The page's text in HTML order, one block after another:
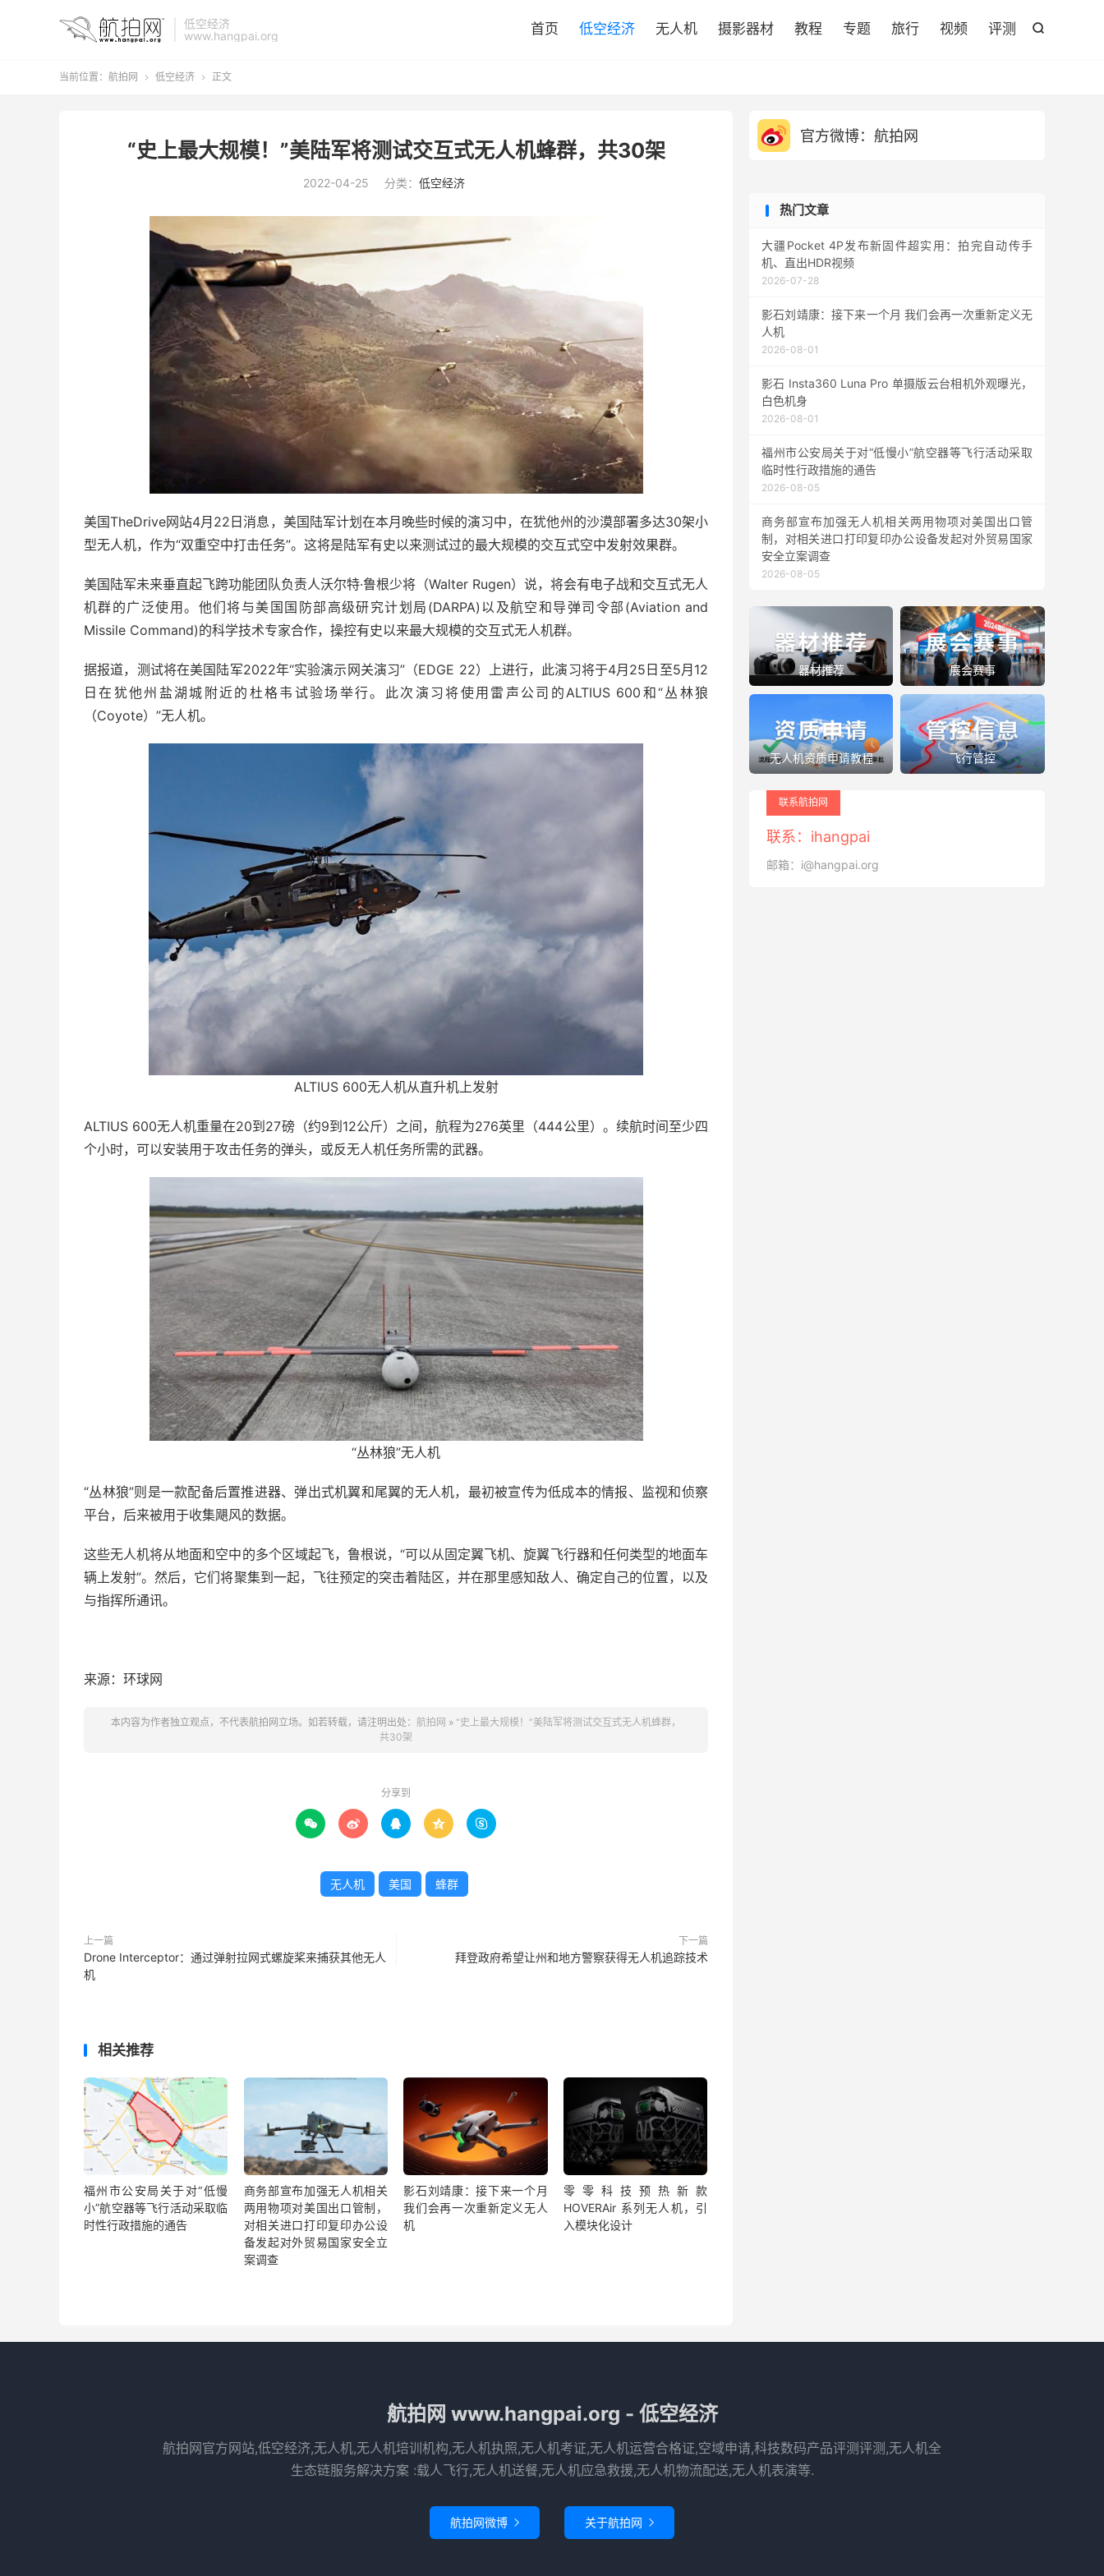
低空经济
www.hangpai.org

首页 低空经济 无人机 摄影器材 教程 专题 旅行 视频 评测
当前位置： 航拍网  低空经济  正文
“史上最大规模！”美陆军将测试交互式无人机蜂群，共30架
2022-04-25 分类： 低空经济
美国TheDrive网站4月22日消息，美国陆军计划在本月晚些时候的演习中，在犹他州的沙漠部署多达30架小
型无人机，作为“双重空中打击任务”。这将是陆军有史以来测试过的最大规模的交互式空中发射效果群。
美国陆军未来垂直起飞跨功能团队负责人沃尔特·鲁根少将（Walter Rugen）说，将会有电子战和交互式无人
机群的广泛使用。他们将与美国国防部高级研究计划局(DARPA)以及航空和导弹司令部(Aviation and
Missile Command)的科学技术专家合作，操控有史以来最大规模的交互式无人机群。
据报道，测试将在美国陆军2022年“实验演示网关演习”（EDGE 22）上进行，此演习将于4月25日至5月12
日在犹他州盐湖城附近的杜格韦试验场举行。此次演习将使用雷声公司的ALTIUS 600和“丛林狼
（Coyote）”无人机。
ALTIUS 600无人机从直升机上发射
ALTIUS 600无人机重量在20到27磅（约9到12公斤）之间，航程为276英里（444公里）。续航时间至少四
个小时，可以安装用于攻击任务的弹头，或反无人机任务所需的武器。
“丛林狼”无人机
“丛林狼”则是一款配备后置推进器、弹出式机翼和尾翼的无人机，最初被宣传为低成本的情报、监视和侦察
平台，后来被用于收集飓风的数据。
这些无人机将从地面和空中的多个区域起飞，鲁根说，“可以从固定翼飞机、旋翼飞行器和任何类型的地面车
辆上发射”。然后，它们将聚集到一起，飞往预定的突击着陆区，并在那里感知敌人、确定自己的位置，以及
与指挥所通讯。
来源：环球网
本内容为作者独立观点，不代表航拍网立场。如若转载，请注明出处： 航拍网 » “史上最大规模！”美陆军将测试交互式无人机蜂群，
共30架
分享到
    
无人机 美国 蜂群
上一篇
Drone Interceptor：通过弹射拉网式螺旋桨来捕获其他无人
机
下一篇
拜登政府希望让州和地方警察获得无人机追踪技术
相关推荐
福州市公安局关于对“低慢
小”航空器等飞行活动采取临
时性行政措施的通告
商务部宣布加强无人机相关
两用物项对美国出口管制，
对相关进口打印复印办公设
备发起对外贸易国家安全立
案调查
影石刘靖康：接下来一个月
我们会再一次重新定义无人
机
零零科技预热新款
HOVERAir 系列无人机，引
入模块化设计
官方微博：航拍网
热门文章
大疆Pocket 4P发布新固件超实用：拍完自动传手
机、直出HDR视频
2026-07-28
影石刘靖康：接下来一个月 我们会再一次重新定义无
人机
2026-08-01
影石 Insta360 Luna Pro 单摄版云台相机外观曝光，
白色机身
2026-08-01
福州市公安局关于对“低慢小”航空器等飞行活动采取
临时性行政措施的通告
2026-08-05
商务部宣布加强无人机相关两用物项对美国出口管
制，对相关进口打印复印办公设备发起对外贸易国家
安全立案调查
2026-08-05
器材推荐 展会赛事
无人机资质申请教程 飞行管控
联系航拍网
联系：ihangpai
邮箱：i@hangpai.org
航拍网 www.hangpai.org - 低空经济
航拍网官方网站,低空经济,无人机,无人机培训机构,无人机执照,无人机考证,无人机运营合格证,空域申请,科技数码产品评测评测,无人机全
生态链服务解决方案 :载人飞行,无人机送餐,无人机应急救援,无人机物流配送,无人机表演等.
航拍网微博  关于航拍网 